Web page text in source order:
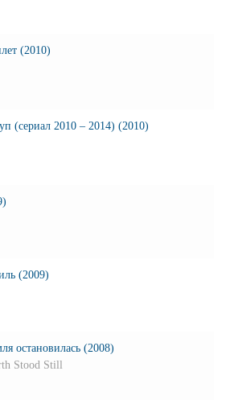
(2010)
(сериал 2010 – 2014) (2010)
(2009)
остановилась (2008)
Stood Still